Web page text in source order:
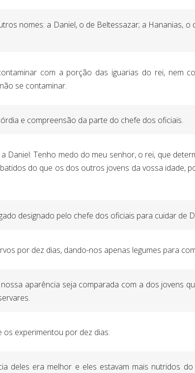
nomes: a Daniel, o de Beltessazar; a Hananias, o
com a porção das iguarias do rei, nem
se contaminar.
e compreensão da parte do chefe dos oficiais.
Daniel: Tenho medo do meu senhor, o rei, que
do que os dos outros jovens da vossa idade,
designado pelo chefe dos oficiais para cuidar de
por dez dias, dando-nos apenas legumes para
aparência seja comparada com a dos jovens
os experimentou por dez dias.
deles era melhor e eles estavam mais nutridos